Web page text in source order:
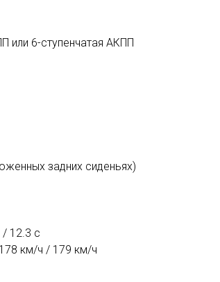
или 6-ступенчатая АКПП
задних сиденьях)
/ 12.3 с
178 км/ч / 179 км/ч